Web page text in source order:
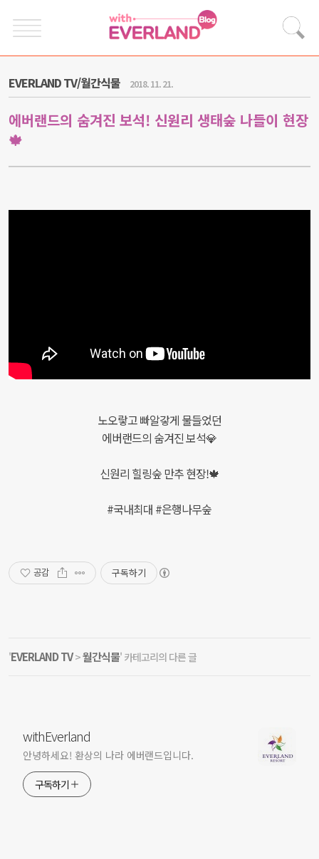
EVERLAND TV/월간식물 2018. 11. 21.
에버랜드의 숨겨진 보석! 신원리 생태숲 나들이 현장
🍁
노오랗고 빠알갛게 물들었던
에버랜드의 숨겨진 보석💎
신원리 힐링숲 만추 현장!🍁
#국내최대 #은행나무숲
공감 구독하기
'EVERLAND TV>월간식물' 카테고리의 다른 글
withEverland
안녕하세요! 환상의 나라 에버랜드입니다.
구독하기